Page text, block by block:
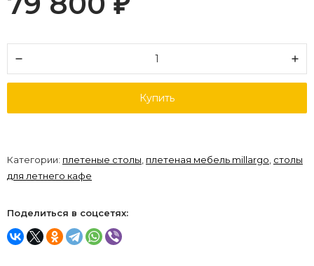
₽
Купить
Категории: плетеные столы плетеная мебель millargo столы
для летнего кафе
Поделиться в соцсетях: